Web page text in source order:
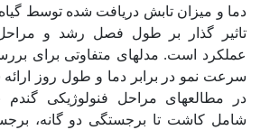
دما و میزان تابش دریافت شده توسط
تاثیر گذار بر طول فصل رشد و مراحل
عملکرد است. مدل­های متفاوتی برای
در مطالعه­ای مراحل فنولوژیکی گندم
شامل کاشت تا برجستگی دو گانه،